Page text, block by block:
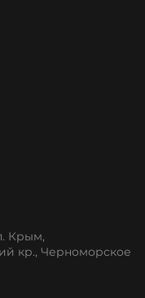
Крым,
кр., Черноморское